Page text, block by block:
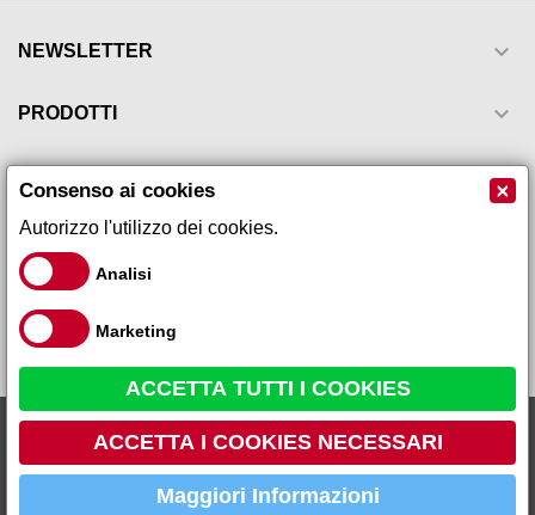
Uncaria compresse - Kos -...
10,90 € 7,09 €
AGGIUNGI AL CARRELLO
NEWSLETTER 
PRODOTTI 

IL TUO ACCOUNT
Consenso ai cookies ×
Autorizzo l'utilizzo dei cookies.
Analisi
Marketing
ACCETTA TUTTI I COOKIES
ACCETTA I COOKIES NECESSARI
Maggiori Informazioni
Galeno Sistemi s.r.l via Leopardi, 17 - 59015 - Carmignano Loc.
Comeana (PO) Tel 055 87 10 105 P.IVA 01666260979 R.E.A PO
459736